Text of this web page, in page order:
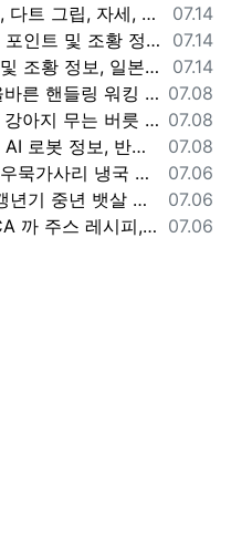
등록일
07.14
, 다트 기본 자세 및 던지는 방법 정보
등록일
07.14
도 낚시 포인트, 채비, 미끼 조과 정보
등록일
07.14
대마도 낚시 가볼만한 곳 정보
등록일
07.08
, 어린 강아지 산책 교육 방법 정보
등록일
07.08
깨무는 강아지 입질 멈추는 교육법 정보
등록일
07.08
봇 키링 로봇 사용법 기능 정보
등록일
07.06
, 여름철 별미 맛있는 우묵가사리 냉국 만드는 법 정보
등록일
07.06
는 방법, 중년 뱃살 빠지는 식단 정보
등록일
07.06
드는 방법, 맛있고 몸에 좋은 까 주스 정보